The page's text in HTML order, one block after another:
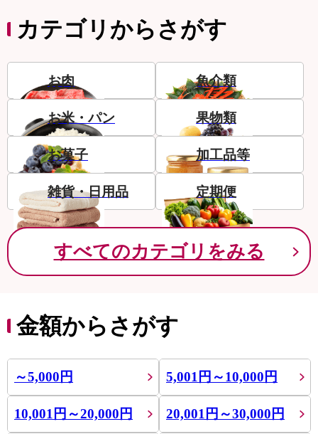
カテゴリからさがす
お肉 魚介類
お米・パン 果物類
お菓子 加工品等
雑貨・日用品 定期便
すべてのカテゴリをみる
金額からさがす
～5,000円 5,001円～10,000円
10,001円～20,000円 20,001円～30,000円